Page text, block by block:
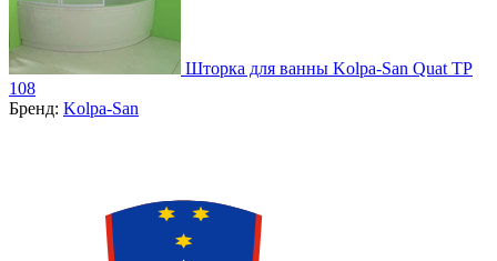
Шторка для ванны Kolpa-San Quat TP
108
Бренд: Kolpa-San